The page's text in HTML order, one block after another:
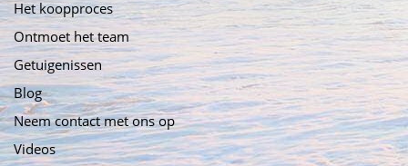
Het koopproces
Ontmoet het team
Getuigenissen
Blog
Neem contact met ons op
Videos